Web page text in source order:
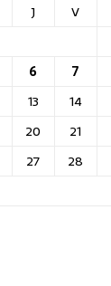
J V
6 7
13 14
20 21
27 28